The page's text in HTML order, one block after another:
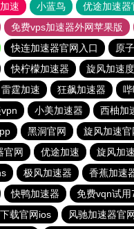
速
小蓝鸟 优途加速器
免费vps加速器外网苹果版
快连加速器官网入口
原
快柠檬加速器 旋风加速
雷霆加速 狂飙加速器
小美加速器
西柚加
黑洞官网
旋风加速
官网
优途加速
旋风加
极风加速器
香蕉加速
快鸭加速器 免费vqn试用
载官网ios
风驰加速器官